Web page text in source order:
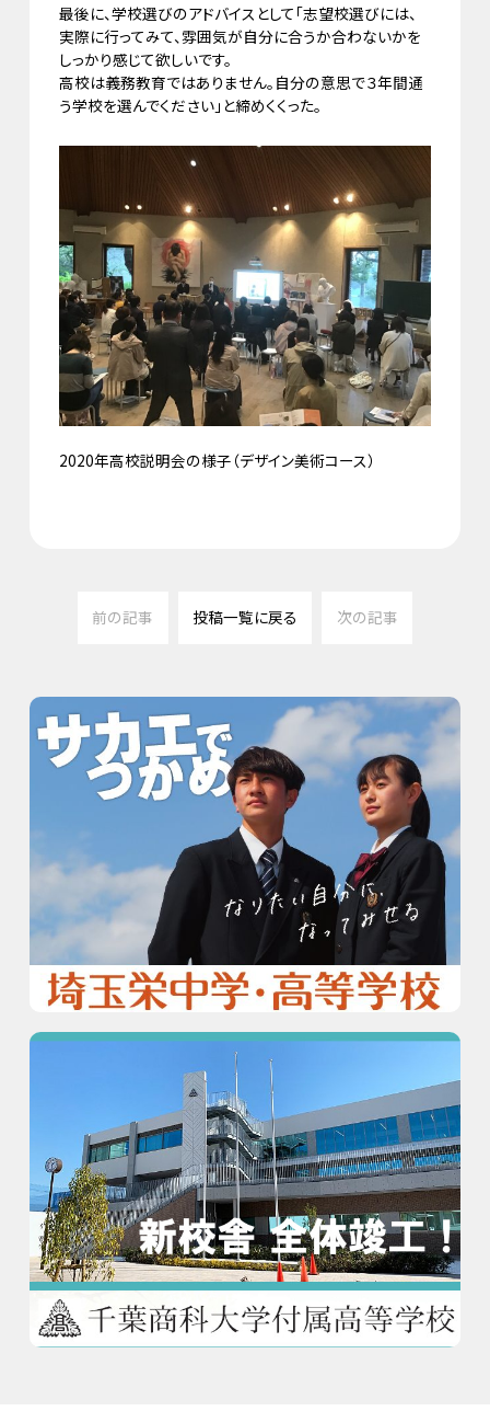
最後に、学校選びのアドバイスとして「志望校選びには、
実際に行ってみて、雰囲気が自分に合うか合わないかを
しっかり感じて欲しいです。
高校は義務教育ではありません。自分の意思で３年間通
う学校を選んでください」と締めくくった。
2020年高校説明会の様子（デザイン美術コース）
前の記事 投稿一覧に戻る 次の記事